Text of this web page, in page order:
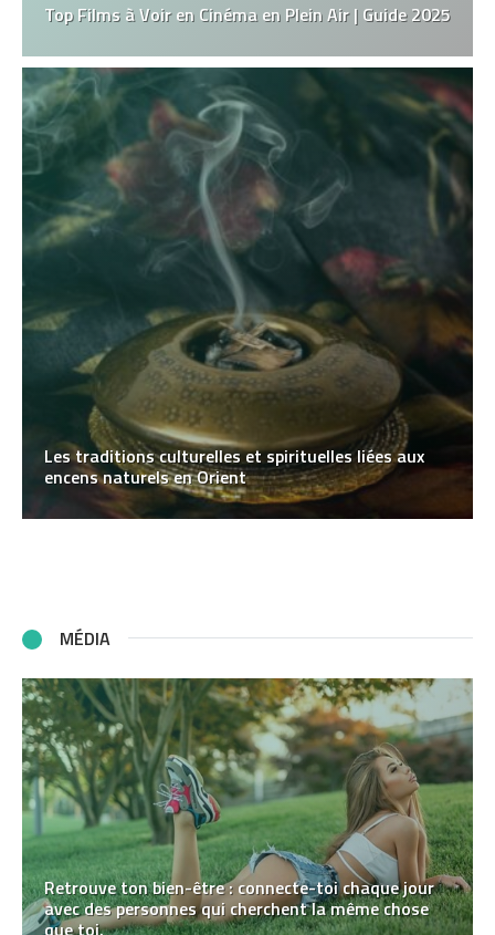
Top Films à Voir en Cinéma en Plein Air | Guide 2025
Les traditions culturelles et spirituelles liées aux
encens naturels en Orient
MÉDIA
Retrouve ton bien-être : connecte-toi chaque jour
avec des personnes qui cherchent la même chose